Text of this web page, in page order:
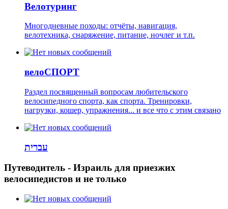
Велотуринг
Многодневные походы: отчёты, навигация,
велотехника, снаряжение, питание, ночлег и т.п.
велоСПОРТ
Раздел посвященный вопросам любительского
велосипедного спорта, как спорта. Тренировки,
нагрузки, кошер, упражнения... и все что с этим связано
עברית
Путеводитель - Израиль для приезжих
велосипедистов и не только